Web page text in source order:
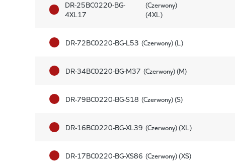
DR-25BC0220-BG-
4XL17
(Czerwony)
(4XL)
DR-72BC0220-BG-L53 (Czerwony) (L)
DR-34BC0220-BG-M37 (Czerwony) (M)
DR-79BC0220-BG-S18 (Czerwony) (S)
DR-16BC0220-BG-XL39 (Czerwony) (XL)
DR-17BC0220-BG-XS86 (Czerwony) (XS)